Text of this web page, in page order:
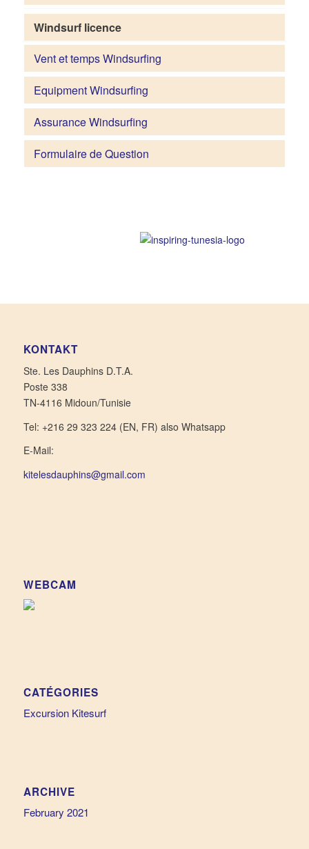
Windsurf licence
Vent et temps Windsurfing
Equipment Windsurfing
Assurance Windsurfing
Formulaire de Question
KONTAKT
Ste. Les Dauphins D.T.A.
Poste 338
TN-4116 Midoun/Tunisie
Tel: +216 29 323 224 (EN, FR) also Whatsapp
E-Mail:
kitelesdauphins@gmail.com
WEBCAM
CATÉGORIES
Excursion Kitesurf
ARCHIVE
February 2021